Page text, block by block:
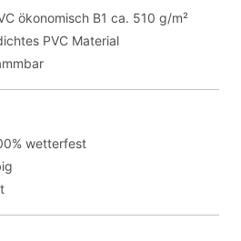
ökonomisch B1 ca. 510 g/m²
PVC Material
wetterfest